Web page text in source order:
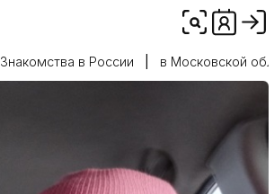
Знакомства в России в Московской